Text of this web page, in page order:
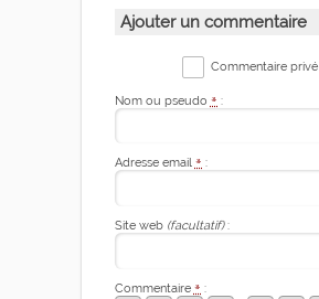
Ajouter un commentaire
Commentaire privé
Nom ou pseudo * :
Adresse email * :
Site web (facultatif):
Commentaire * :